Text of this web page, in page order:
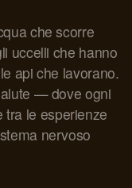
che scorre
uccelli che hanno
api che lavorano.
— dove ogni
le esperienze
nervoso